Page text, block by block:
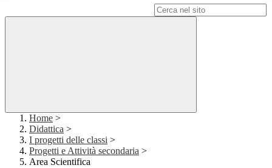
Home >
Didattica >
I progetti delle classi >
Progetti e Attività secondaria >
Area Scientifica